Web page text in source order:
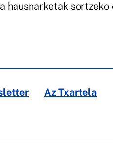
sortzeko
Az Txartela